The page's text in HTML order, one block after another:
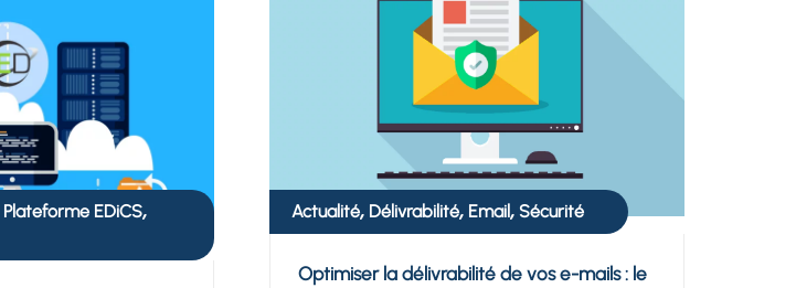
Plateforme EDiCS,
Actualité, Délivrabilité, Email,Sécurité
Optimiser la délivrabilité de vos e-mails : le